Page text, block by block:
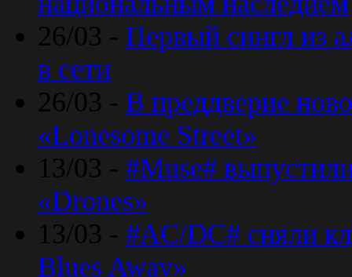
26/03 - Первый сингл из
в сети
26/03 - В преддверие
«Lonesome Street»
13/03 - #Muse#
«Drones»
13/03 - #AC/DC# сняли
Blues Away»